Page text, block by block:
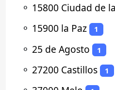
⚬ 15800 Ciudad de
⚬ 15900 la Paz 1
⚬ 25 de Agosto 1
⚬ 27200 Castillos 1